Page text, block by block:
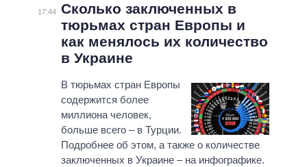
17:44 Сколько заключенных в
тюрьмах стран Европы и
как менялось их количество
в Украине
В тюрьмах стран Европы
содержится более
миллиона человек,
больше всего – в Турции.
Подробнее об этом, а также о количестве
заключенных в Украине – на инфографике.